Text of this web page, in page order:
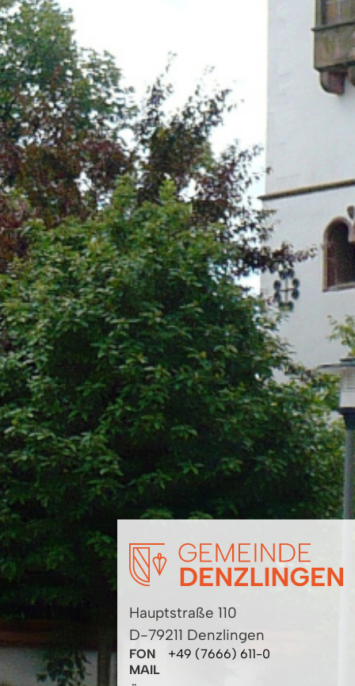
Hauptstraße 110
D-79211 Denzlingen
FON
+49 (7666) 611-0
MAIL